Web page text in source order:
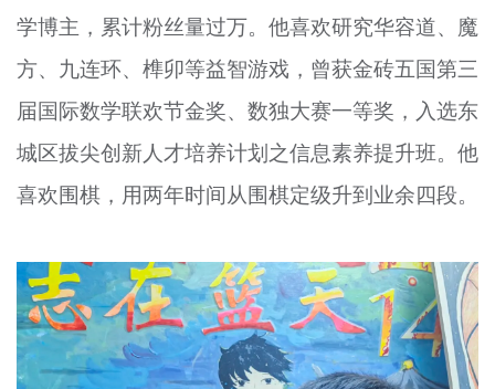
学博主，累计粉丝量过万。他喜欢研究华容道、魔
方、九连环、榫卯等益智游戏，曾获金砖五国第三
届国际数学联欢节金奖、数独大赛一等奖，入选东
城区拔尖创新人才培养计划之信息素养提升班。他
喜欢围棋，用两年时间从围棋定级升到业余四段。